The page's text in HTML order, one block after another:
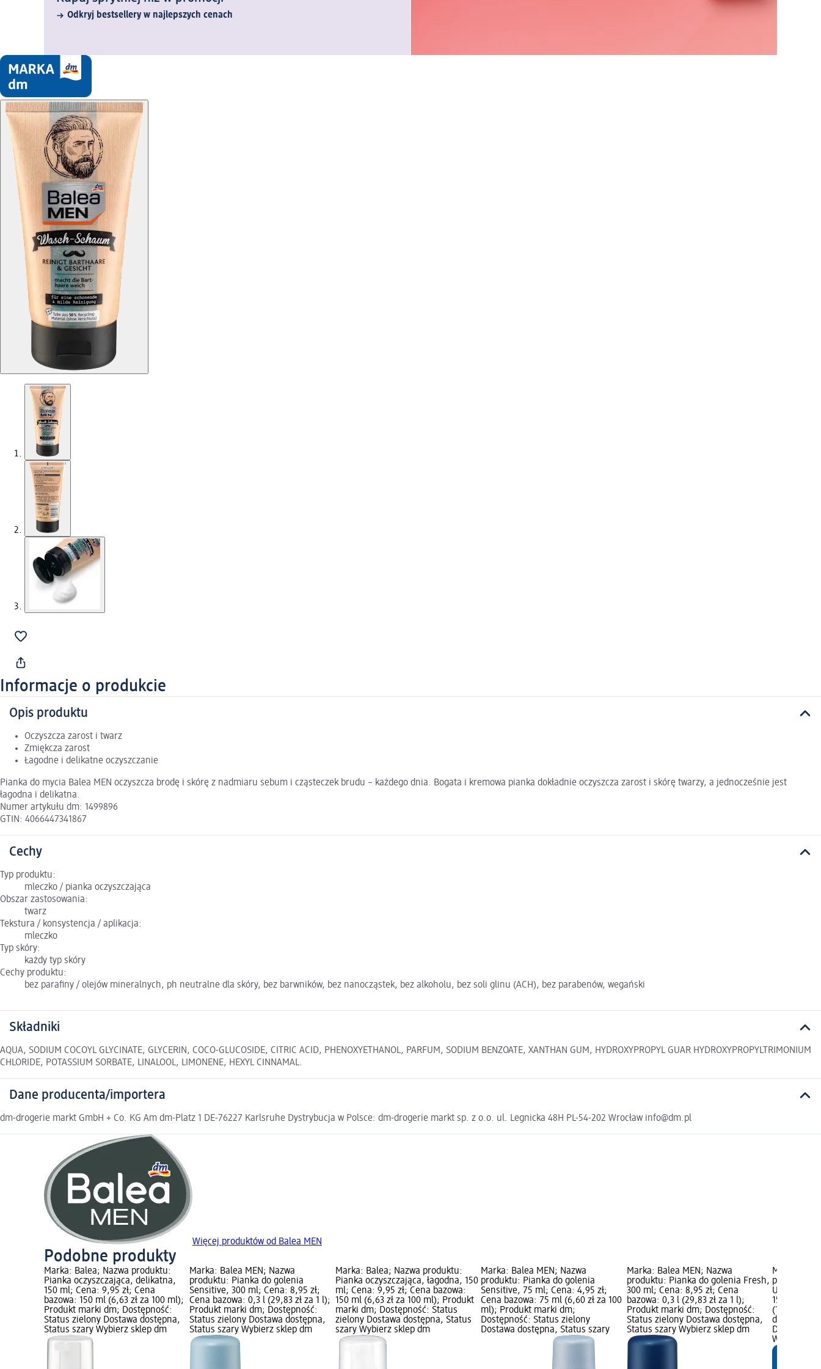
Odkryj bestsellery w najlepszych cenach
Informacje o produkcie
Opis produktu
Oczyszcza zarost i twarz
Zmiękcza zarost
Łagodne i delikatne oczyszczanie
Pianka do mycia Balea MEN oczyszcza brodę i skórę z nadmiaru sebum i cząsteczek brudu – każdego dnia. Bogata i kremowa pianka dokładnie oczyszcza zarost i skórę twarzy, a jednocześnie jest
łagodna i delikatna.
Numer artykułu dm: 1499896
GTIN: 4066447341867
Cechy
Typ produktu:
mleczko / pianka oczyszczająca
Obszar zastosowania:
twarz
Tekstura / konsystencja / aplikacja:
mleczko
Typ skóry:
każdy typ skóry
Cechy produktu:
bez parafiny / olejów mineralnych, ph neutralne dla skóry, bez barwników, bez nanocząstek, bez alkoholu, bez soli glinu (ACH), bez parabenów, wegański
Składniki
AQUA, SODIUM COCOYL GLYCINATE, GLYCERIN, COCO-GLUCOSIDE, CITRIC ACID, PHENOXYETHANOL, PARFUM, SODIUM BENZOATE, XANTHAN GUM, HYDROXYPROPYL GUAR HYDROXYPROPYLTRIMONIUM
CHLORIDE, POTASSIUM SORBATE, LINALOOL, LIMONENE, HEXYL CINNAMAL.
Dane producenta/importera
dm-drogerie markt GmbH + Co. KG Am dm-Platz 1 DE-76227 Karlsruhe Dystrybucja w Polsce: dm-drogerie markt sp. z o.o. ul. Legnicka 48H PL-54-202 Wrocław info@dm.pl
Więcej produktów od Balea MEN
Podobne produkty
Marka: Balea; Nazwa produktu:
Pianka oczyszczająca, delikatna,
150 ml; Cena: 9,95 zł; Cena
bazowa: 150 ml (6,63 zł za 100 ml);
Produkt marki dm; Dostępność:
Status zielony Dostawa dostępna,
Status szary Wybierz sklep dm
Marka: Balea MEN; Nazwa
produktu: Pianka do golenia
Sensitive, 300 ml; Cena: 8,95 zł;
Cena bazowa: 0,3 l (29,83 zł za 1 l);
Produkt marki dm; Dostępność:
Status zielony Dostawa dostępna,
Status szary Wybierz sklep dm
Marka: Balea; Nazwa produktu:
Pianka oczyszczająca, łagodna, 150
ml; Cena: 9,95 zł; Cena bazowa:
150 ml (6,63 zł za 100 ml); Produkt
marki dm; Dostępność: Status
zielony Dostawa dostępna, Status
szary Wybierz sklep dm
Marka: Balea MEN; Nazwa
produktu: Pianka do golenia
Sensitive, 75 ml; Cena: 4,95 zł;
Cena bazowa: 75 ml (6,60 zł za 100
ml); Produkt marki dm;
Dostępność: Status zielony
Dostawa dostępna, Status szary
Marka: Balea MEN; Nazwa
produktu: Pianka do golenia Fresh,
300 ml; Cena: 8,95 zł; Cena
bazowa: 0,3 l (29,83 zł za 1 l);
Produkt marki dm; Dostępność:
Status zielony Dostawa dostępna,
Status szary Wybierz sklep dm
Marka:
produktu:
Ultra
15,95 zł;
(10,63 zł
dm;
Dostawa
Wybierz